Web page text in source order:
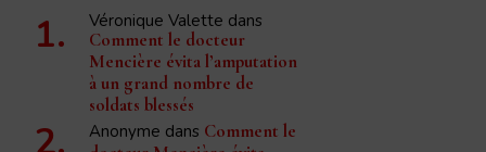
Véronique Valette dans
Comment le docteur
Mencière évita l’amputation
à un grand nombre de
soldats blessés
Anonyme dans Comment le